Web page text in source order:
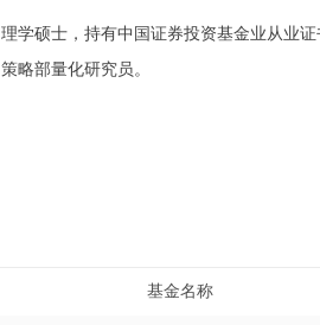
理学硕士，持有中国证券投资基金业从业
策略部量化研究员。
基金名称